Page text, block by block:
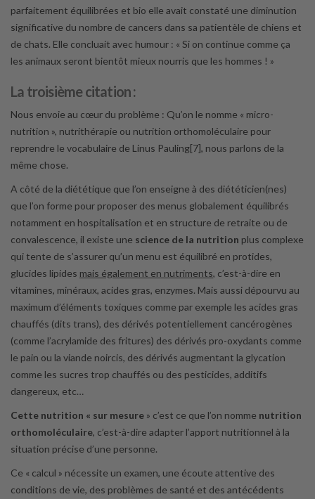
parfaitement équilibrées et bio elle avait constaté une diminution
significative du nombre de cancers dans sa patientèle de chiens et
de chats. Elle concluait avec humour : « Si on continue comme ça
les animaux seront bientôt mieux nourris que les hommes ! »
La troisième citation :
Nous envoie au cœur du problème : Qu’on le nomme « micro-
nutrition », nutrithérapie ou nutrition orthomoléculaire pour
reprendre le vocabulaire de Linus Pauling[7], nous parlons de la
même chose.
A côté de la diététique que l’on enseigne à des diététicien(nes)
que l’on forme pour proposer des menus globalement équilibrés
notamment en hospitalisation et en structure de retraite ou de
convalescence, il existe une science de la nutrition plus complexe
qui tente de s’assurer qu’un menu est équilibré en protides,
glucides lipides mais également en nutriments, c’est-à-dire en
vitamines, minéraux, acides gras, enzymes. Mais aussi dépourvu au
maximum d’éléments toxiques comme par exemple les acides gras
chauffés (dits trans), des dérivés potentiellement cancérogènes
(comme l’acrylamide des fritures) des dérivés pro-oxydants comme
le pain ou la viande noircis, des dérivés augmentant la glycation
comme les sucres trop chauffés ou des pesticides, additifs
dangereux, etc…
Cette nutrition « sur mesure » c’est ce que l’on nomme nutrition
orthomoléculaire, c’est-à-dire adapter l’apport nutritionnel à la
situation précise d’une personne.
Ce « calcul » nécessite un examen, une écoute attentive des
conditions de vie, des problèmes de santé et des antécédents